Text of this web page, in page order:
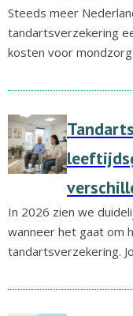
Steeds meer
tandartsverzekering
kosten voor
In 2026 zien we
wanneer het gaat om
tandartsverzekering.